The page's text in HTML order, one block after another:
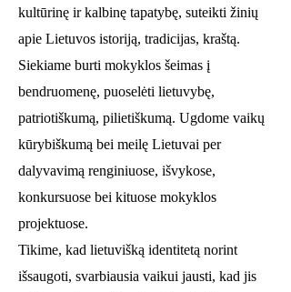
kultūrinę ir kalbinę tapatybę, suteikti žinių
apie Lietuvos istoriją, tradicijas, kraštą.
Siekiame burti mokyklos šeimas į
bendruomenę, puoselėti lietuvybę,
patriotiškumą, pilietiškumą. Ugdome vaikų
kūrybiškumą bei meilę Lietuvai per
dalyvavimą renginiuose, išvykose,
konkursuose bei kituose mokyklos
projektuose.
Tikime, kad lietuvišką identitetą norint
išsaugoti, svarbiausia vaikui jausti, kad jis